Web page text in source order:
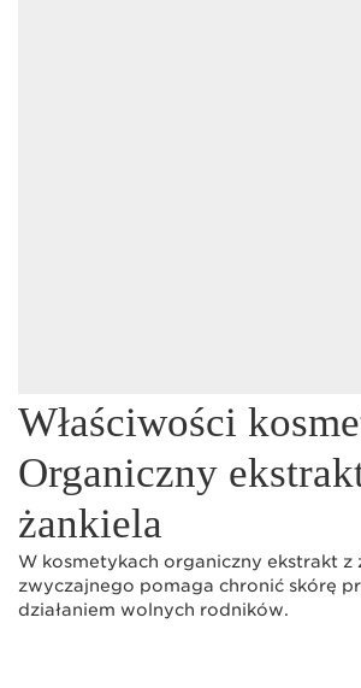
Właściwości
Organiczny
żankiela
W kosmetykach organiczny ekstrakt z
zwyczajnego pomaga chronić skórę
działaniem wolnych rodników.